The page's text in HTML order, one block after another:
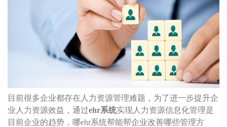
目前很多企业都存在人力资源管理难题，为了进一步提升企
业人力资源效益，通过ehr系统实现人力资源信息化管理是
目前企业的趋势，哪ehr系统帮能帮企业改善哪些管理方